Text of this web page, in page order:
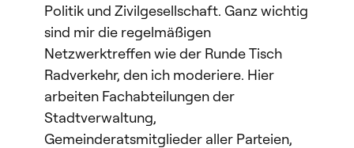
Politik und Zivilgesellschaft. Ganz wichtig
sind mir die regelmäßigen
Netzwerktreffen wie der Runde Tisch
Radverkehr, den ich moderiere. Hier
arbeiten Fachabteilungen der
Stadtverwaltung,
Gemeinderatsmitglieder aller Parteien,